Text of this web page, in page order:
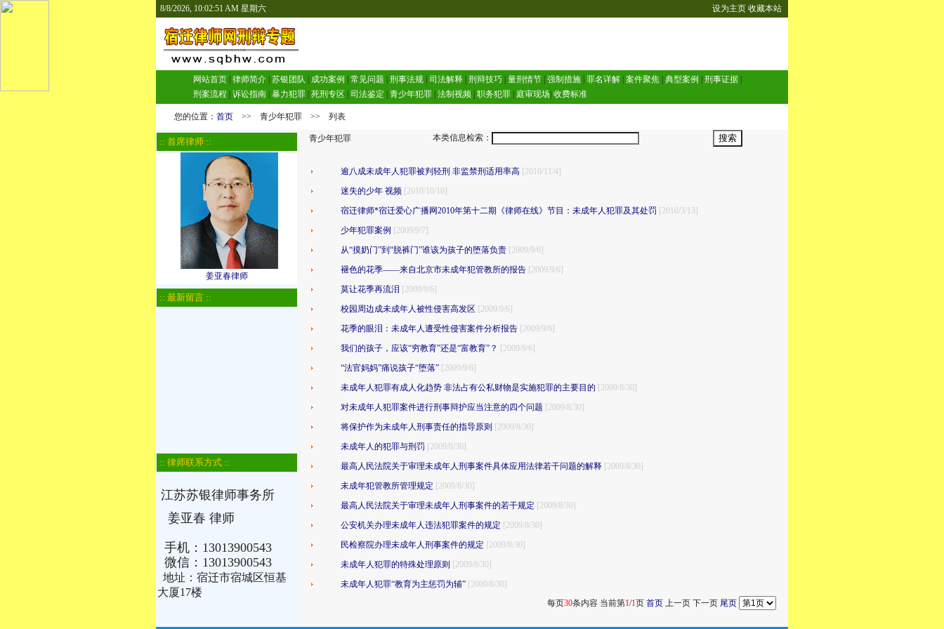
8/8/2026, 10:02:51 AM 星期六 设为主页 收藏本站
网站首页 律师简介 苏银团队 成功案例 常见问题 刑事法规 司法解释 刑辩技巧 量刑情节 强制措施 罪名详解 案件聚焦 典型案例 刑事证据
刑案流程
诉讼指南 暴力犯罪 死刑专区 司法鉴定 青少年犯罪 法制视频 职务犯罪| 庭审现场| 收费标准
您的位置： 首页 >> 青少年犯罪 >> 列表
:: 首席律师 ::
姜亚春律师
:: 最新留言 ::
:: 律师联系方式 ::
江苏苏银律师事务所
姜亚春 律师
手机：13013900543
微信：13013900543
地址：宿迁市宿城区恒基
大厦17楼
青少年犯罪 本类信息检索：
逾八成未成年人犯罪被判轻刑 非监禁刑适用率高 [2010/11/4]
迷失的少年 视频 [2010/10/10]
宿迁律师*宿迁爱心广播网2010年第十二期《律师在线》节目：未成年人犯罪及其处罚 [2010/3/13]
少年犯罪案例 [2009/9/7]
从“摸奶门”到“脱裤门”谁该为孩子的堕落负责 [2009/9/6]
褪色的花季——来自北京市未成年犯管教所的报告 [2009/9/6]
莫让花季再流泪 [2009/9/6]
校园周边成未成年人被性侵害高发区 [2009/9/6]
花季的眼泪：未成年人遭受性侵害案件分析报告 [2009/9/6]
我们的孩子，应该“穷教育”还是“富教育”？ [2009/9/6]
“法官妈妈”痛说孩子“堕落” [2009/9/6]
未成年人犯罪有成人化趋势 非法占有公私财物是实施犯罪的主要目的 [2009/8/30]
对未成年人犯罪案件进行刑事辩护应当注意的四个问题 [2009/8/30]
将保护作为未成年人刑事责任的指导原则 [2009/8/30]
未成年人的犯罪与刑罚 [2009/8/30]
最高人民法院关于审理未成年人刑事案件具体应用法律若干问题的解释 [2009/8/30]
未成年犯管教所管理规定 [2009/8/30]
最高人民法院关于审理未成年人刑事案件的若干规定 [2009/8/30]
公安机关办理未成年人违法犯罪案件的规定 [2009/8/30]
民检察院办理未成年人刑事案件的规定 [2009/8/30]
未成年人犯罪的特殊处理原则 [2009/8/30]
未成年人犯罪“教育为主惩罚为辅” [2009/8/30]
每页30条内容 当前第1/1页 首页上一页 下一页 尾页